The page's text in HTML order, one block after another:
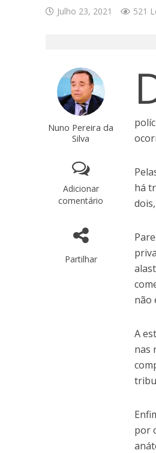
Julho 23, 2021 521
Nuno Pereira da
Silva
Adicionar
comentário
Partilhar
há
não
A
nas
por